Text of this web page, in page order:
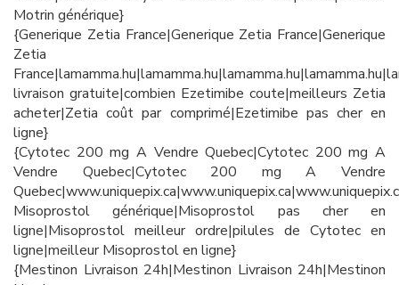
Motrin générique}
{Generique Zetia France|Generique Zetia France|Generique
Zetia
livraison gratuite|combien Ezetimibe coute|meilleurs Zetia
acheter|Zetia coût par comprimé|Ezetimibe pas cher en
ligne}
{Cytotec 200 mg A Vendre Quebec|Cytotec 200 mg A
Vendre Quebec|Cytotec 200 mg A Vendre
Misoprostol générique|Misoprostol pas cher en
ligne|Misoprostol meilleur ordre|pilules de Cytotec en
ligne|meilleur Misoprostol en ligne}
{Mestinon Livraison 24h|Mestinon Livraison 24h|Mestinon